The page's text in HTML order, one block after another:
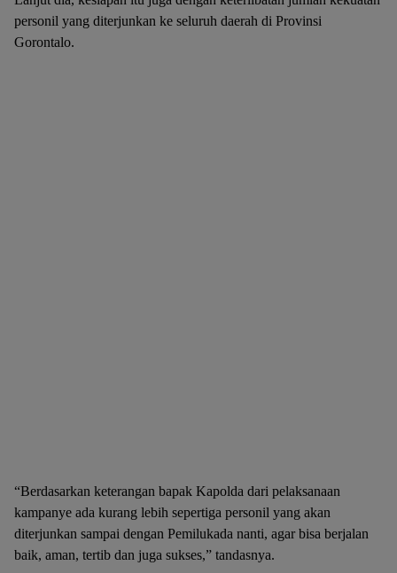
personil yang diterjunkan ke seluruh daerah di Provinsi
Gorontalo.
“Berdasarkan keterangan bapak Kapolda dari pelaksanaan
kampanye ada kurang lebih sepertiga personil yang akan
diterjunkan sampai dengan Pemilukada nanti, agar bisa berjalan
baik, aman, tertib dan juga sukses,” tandasnya.